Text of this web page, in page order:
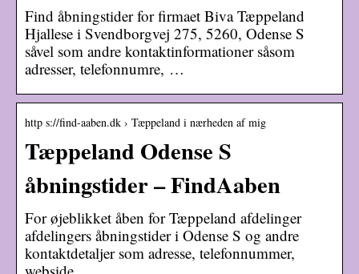
Find åbningstider for firmaet Biva Tæppeland
Hjallese i Svendborgvej 275, 5260, Odense S
såvel som andre kontaktinformationer såsom
adresser, telefonnumre, …
http s://find-aaben.dk › Tæppeland i nærheden af mig
Tæppeland Odense S
åbningstider – FindAaben
For øjeblikket åben for Tæppeland afdelinger
afdelingers åbningstider i Odense S og andre
kontaktdetaljer som adresse, telefonnummer,